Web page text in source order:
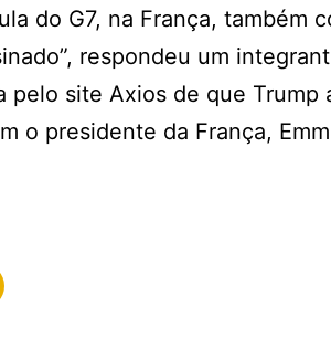
do G7, na França, também
respondeu um
pelo site Axios de que
o presidente da França,